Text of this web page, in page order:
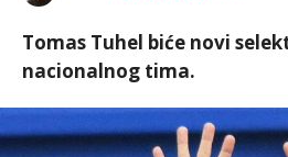
Tomas Tuhel biće novi
nacionalnog tima.